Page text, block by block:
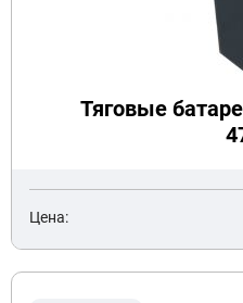
Тяговые
Цена: